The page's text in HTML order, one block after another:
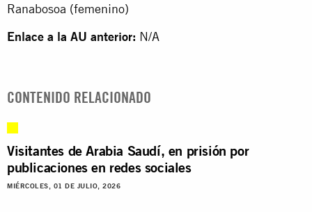
Ranabosoa (femenino)
Enlace a la AU anterior: N/A
CONTENIDO RELACIONADO
Visitantes de Arabia Saudí, en prisión por
publicaciones en redes sociales
MIÉRCOLES, 01 DE JULIO, 2026